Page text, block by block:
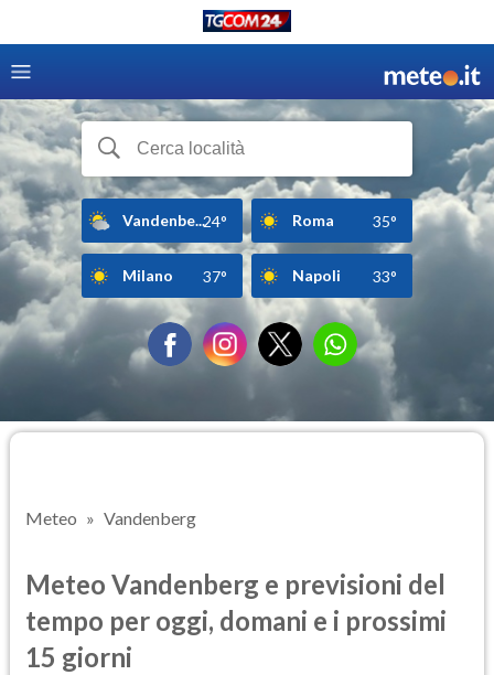
Vandenbe...24° Roma 35°
Milano 37° Napoli 33°
Meteo Vandenberg
Meteo Vandenberg e previsioni del
tempo per oggi, domani e i prossimi
15 giorni